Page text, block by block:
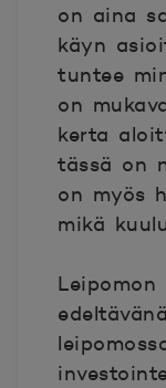
on aina
käyn
tuntee
on
kerta
tässä on
on myös
mikä